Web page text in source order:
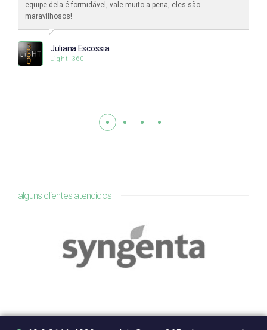
equipe dela é formidável, vale muito a pena, eles são
maravilhosos!
Juliana Escossia
Light 360
alguns clientes atendidos